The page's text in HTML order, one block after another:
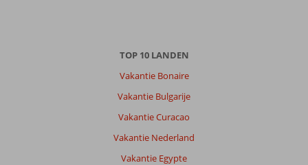
TOP 10 LANDEN
Vakantie Bonaire
Vakantie Bulgarije
Vakantie Curacao
Vakantie Nederland
Vakantie Egypte